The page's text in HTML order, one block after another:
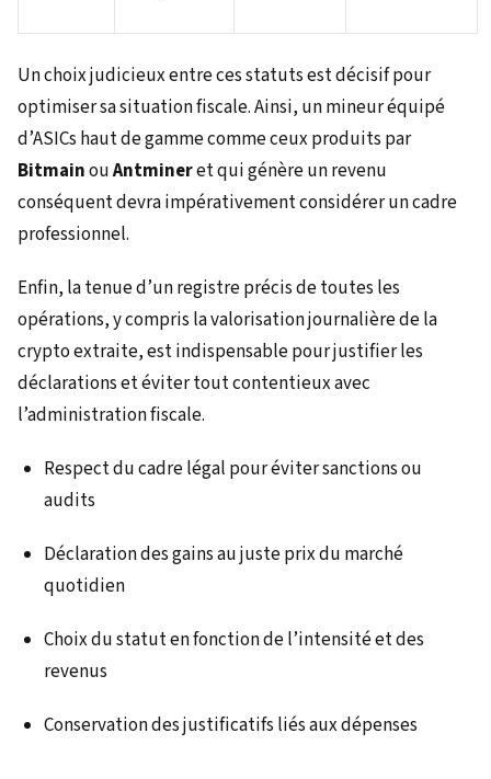
Un choix judicieux entre ces statuts est décisif pour
optimiser sa situation fiscale. Ainsi, un mineur équipé
d’ASICs haut de gamme comme ceux produits par
BitmainouAntmineret qui génère un revenu
conséquent devra impérativement considérer un cadre
professionnel.
Enfin, la tenue d’un registre précis de toutes les
opérations, y compris la valorisation journalière de la
crypto extraite, est indispensable pour justifier les
déclarations et éviter tout contentieux avec
l’administration fiscale.
Respect du cadre légal pour éviter sanctions ou
audits
Déclaration des gains au juste prix du marché
quotidien
Choix du statut en fonction de l’intensité et des
revenus
Conservation des justificatifs liés aux dépenses